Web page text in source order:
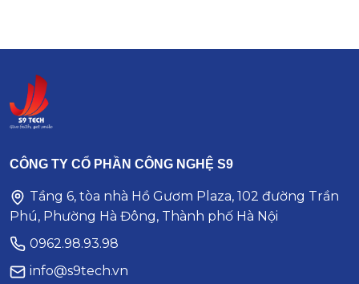
CÔNG TY CỔ PHẦN CÔNG NGHỆ S9
Tầng 6, tòa nhà Hồ Gươm Plaza, 102 đường Trần
Phú, Phường Hà Đông, Thành phố Hà Nội
0962.98.93.98
info@s9tech.vn